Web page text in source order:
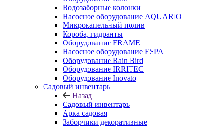
Водозаборные колонки
Насосное оборудование AQUARIO
Микрокапельный полив
Короба, гидранты
Оборудование FRAME
Насосное оборудование ESPA
Оборудование Rain Bird
Оборудование IRRITEC
Оборудование Inovato
Садовый инвентарь
Назад
Садовый инвентарь
Арка садовая
Заборчики декоративные